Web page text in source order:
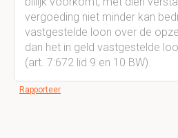
vergoeding niet minder kan
vastgestelde loon over de
dan het in geld vastgestelde
(art. 7:672 lid 9 en 10 BW).
Rapporteer